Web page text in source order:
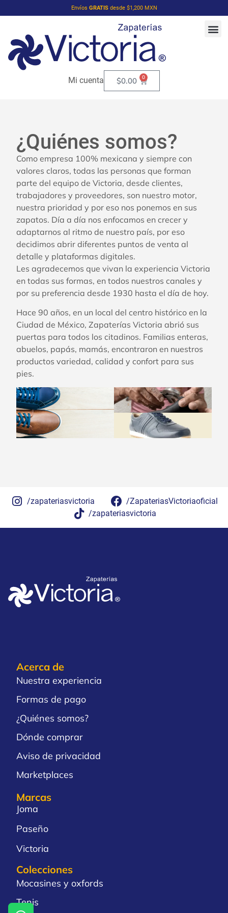
Envíos GRATISdesde $1,200 MXN
Mi cuenta $0.00 0
¿Quiénes somos?
Como empresa 100% mexicana y siempre con
valores claros, todas las personas que forman
parte del equipo de Victoria, desde clientes,
trabajadores y proveedores, son nuestro motor,
nuestra prioridad y por eso nos ponemos en sus
zapatos. Día a día nos enfocamos en crecer y
adaptarnos al ritmo de nuestro país, por eso
decidimos abrir diferentes puntos de venta al
detalle y plataformas digitales.
Les agradecemos que vivan la experiencia Victoria
en todas sus formas, en todos nuestros canales y
por su preferencia desde 1930 hasta el día de hoy.
Hace 90 años, en un local del centro histórico en la
Ciudad de México, Zapaterías Victoria abrió sus
puertas para todos los citadinos. Familias enteras,
abuelos, papás, mamás, encontraron en nuestros
productos variedad, calidad y confort para sus
pies.
/zapateriasvictoria
/ZapateriasVictoriaoficial
/zapateriasvictoria
Acerca de
Nuestra experiencia
Formas de pago
¿Quiénes somos?
Dónde comprar
Aviso de privacidad
Marketplaces
Marcas
Joma
Paseño
Victoria
Colecciones
Mocasines y oxfords
Tenis